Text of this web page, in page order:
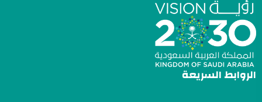
الروابط السريعة